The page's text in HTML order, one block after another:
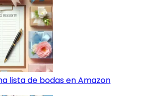
lista de bodas en Amazon